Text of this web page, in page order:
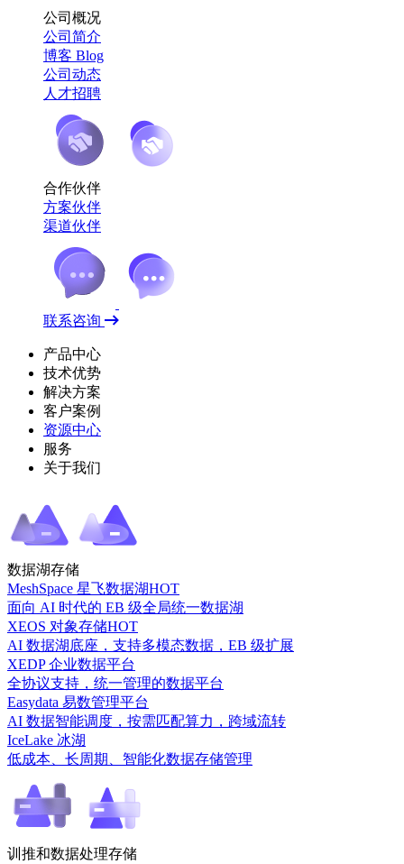
公司概况
公司简介
博客 Blog
公司动态
人才招聘
合作伙伴
方案伙伴
渠道伙伴
联系咨询
产品中心
技术优势
解决方案
客户案例
资源中心
服务
关于我们
数据湖存储
MeshSpace 星飞数据湖HOT
面向 AI 时代的 EB 级全局统一数据湖
XEOS 对象存储HOT
AI 数据湖底座，支持多模态数据，EB 级扩展
XEDP 企业数据平台
全协议支持，统一管理的数据平台
Easydata 易数管理平台
AI 数据智能调度，按需匹配算力，跨域流转
IceLake 冰湖
低成本、长周期、智能化数据存储管理
训推和数据处理存储